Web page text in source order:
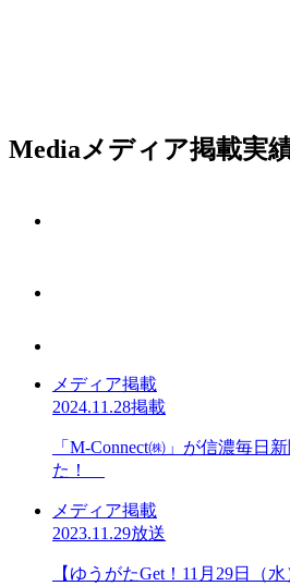
Mediaメディア掲載実
メディア掲載
2024.11.28掲載
「M-Connect㈱」が信濃毎日
た！
メディア掲載
2023.11.29放送
【ゆうがたGet！11月29日（